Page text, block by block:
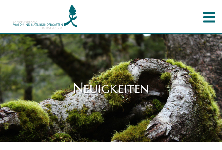
Neuigkeiten